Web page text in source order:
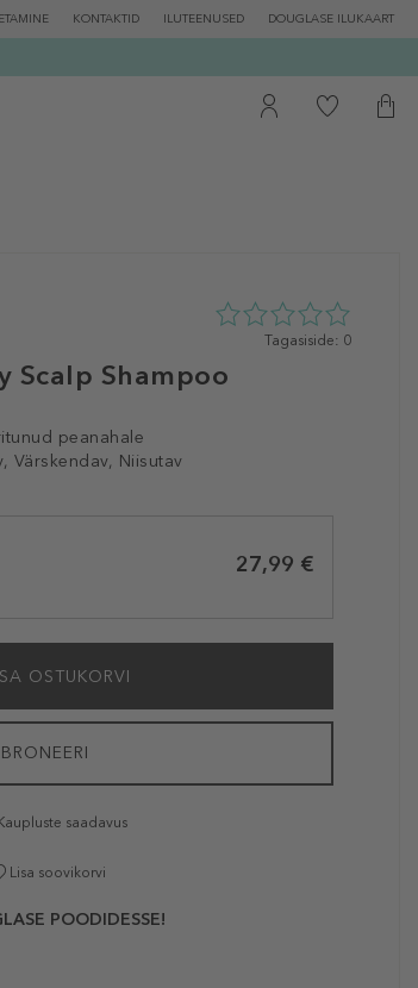
KONTAKTID ILUTEENUSED DOUGLASE ILUKAART
Scalp Shampoo
peanahale
Värskendav, Niisutav
0
Tagasiside: 0
27,99 €
OSTUKORVI
BRONEERI
Kaupluste saadavus
Lisa soovikorvi
POODIDESSE!